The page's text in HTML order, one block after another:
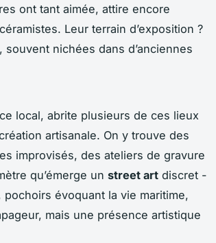
ont tant aimée, attire encore
Leur terrain d’exposition ?
nichées dans d’anciennes
local, abrite plusieurs de ces lieux
artisanale. On y trouve des
improvisés, des ateliers de gravure
qu’émerge un street art discret -
évoquant la vie maritime,
mais une présence artistique